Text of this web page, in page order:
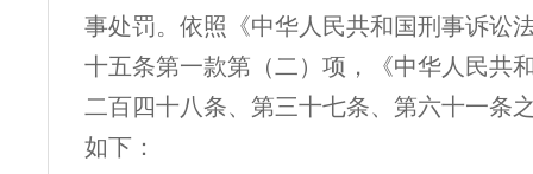
事处罚。依照《中华人民共和国刑事诉讼
十五条第一款第（二）项，《中华人民共
二百四十八条、第三十七条、第六十一条
如下：